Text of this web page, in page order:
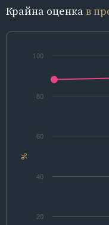
Крайна оценкав
%
20
40
60
80
100